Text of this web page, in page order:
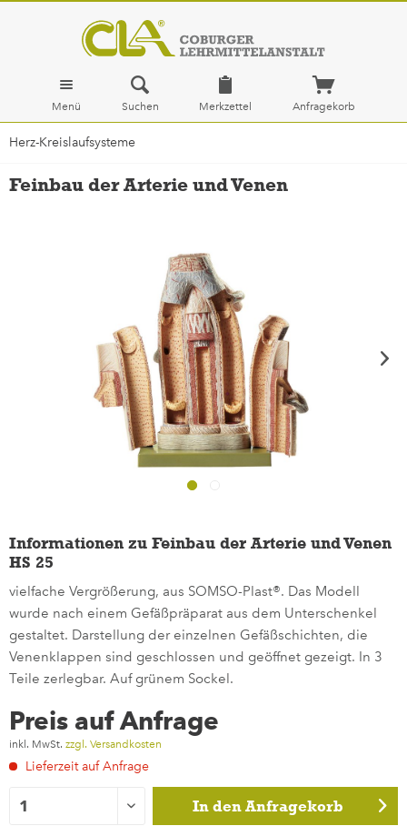
Menü Suchen Merkzettel Anfragekorb
Herz-Kreislaufsysteme
Feinbau der Arterie und Venen
Informationen zu Feinbau der Arterie und Venen
HS 25
vielfache Vergrößerung, aus SOMSO-Plast®. Das Modell
wurde nach einem Gefäßpräparat aus dem Unterschenkel
gestaltet. Darstellung der einzelnen Gefäßschichten, die
Venenklappen sind geschlossen und geöffnet gezeigt. In 3
Teile zerlegbar. Auf grünem Sockel.
Preis auf Anfrage
inkl. MwSt. zzgl. Versandkosten
Lieferzeit auf Anfrage
In den Anfragekorb